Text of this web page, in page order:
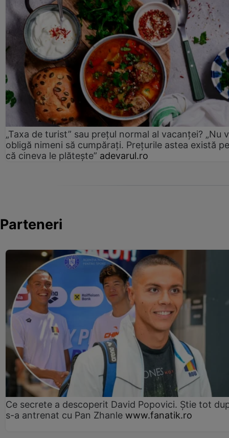
„Taxa de turist” sau prețul normal al vacanței? „Nu
obligă nimeni să cumpărați. Prețurile astea există
că cineva le plătește” adevarul.ro
Parteneri
Ce secrete a descoperit David Popovici. Știe tot
s-a antrenat cu Pan Zhanle www.fanatik.ro